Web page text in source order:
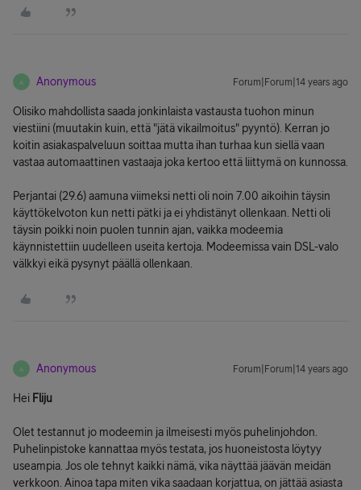
A Anonymous Forum|Forum|14 years ago
Olisiko mahdollista saada jonkinlaista vastausta tuohon minun
viestiini (muutakin kuin, että "jätä vikailmoitus" pyyntö). Kerran jo
koitin asiakaspalveluun soittaa mutta ihan turhaa kun siellä vaan
vastaa automaattinen vastaaja joka kertoo että liittymä on kunnossa.
Perjantai (29.6) aamuna viimeksi netti oli noin 7.00 aikoihin täysin
käyttökelvoton kun netti pätki ja ei yhdistänyt ollenkaan. Netti oli
täysin poikki noin puolen tunnin ajan, vaikka modeemia
käynnistettiin uudelleen useita kertoja. Modeemissa vain DSL-valo
välkkyi eikä pysynyt päällä ollenkaan.
A Anonymous Forum|Forum|14 years ago
Hei Fliju
Olet testannut jo modeemin ja ilmeisesti myös puhelinjohdon.
Puhelinpistoke kannattaa myös testata, jos huoneistosta löytyy
useampia. Jos ole tehnyt kaikki nämä, vika näyttää jäävän meidän
verkkoon. Ainoa tapa miten vika saadaan korjattua, on jättää asiasta